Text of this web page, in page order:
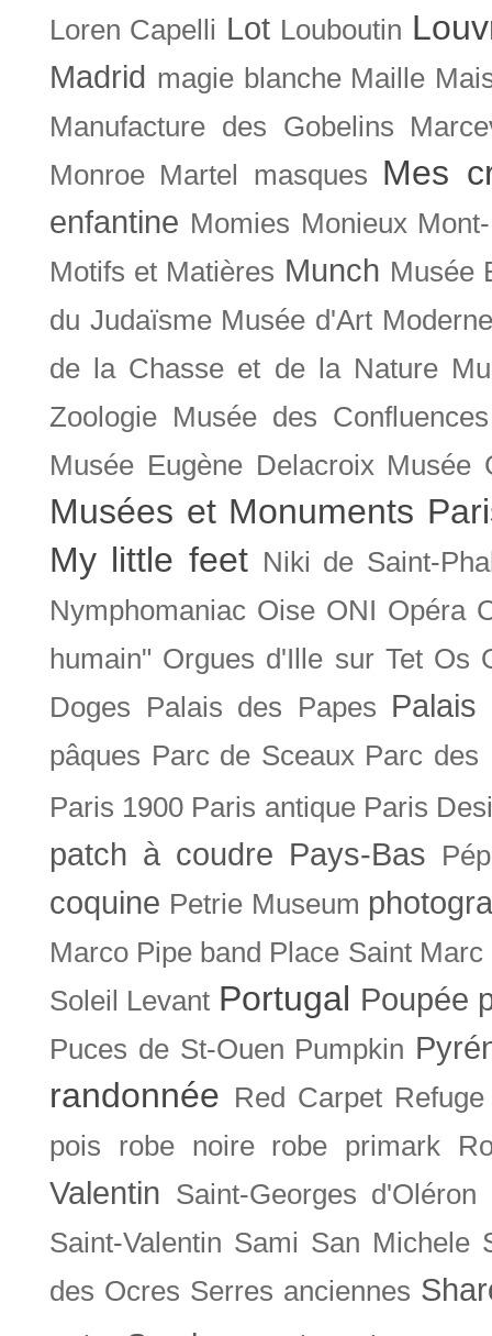
Loren Capelli Lot Louboutin
Madrid magie blanche Maille
Manufacture des Gobelins
Monroe Martel masques Mes
enfantine Momies Monieux
Motifs et Matières Munch Musée
du Judaïsme Musée d'Art
de la Chasse et de la Nature
Zoologie Musée des Confluences
Musée Eugène Delacroix Musée
Musées et Monuments
My little feet Niki de Saint-
Nymphomaniac Oise ONI Opéra
humain" Orgues d'Ille sur Tet Os
Doges
Palais des Papes Palais
pâques Parc de Sceaux Parc des
Paris 1900 Paris antique Paris
patch à coudre Pays-Bas
coquine Petrie Museum
Marco Pipe band Place Saint Marc
Soleil Levant Portugal Poupée
Puces de St-Ouen Pumpkin
randonnée Red Carpet Refuge
pois
robe noire robe primark
Valentin Saint-Georges d'Oléron
Saint-Valentin Sami San Michele
des Ocres Serres anciennes